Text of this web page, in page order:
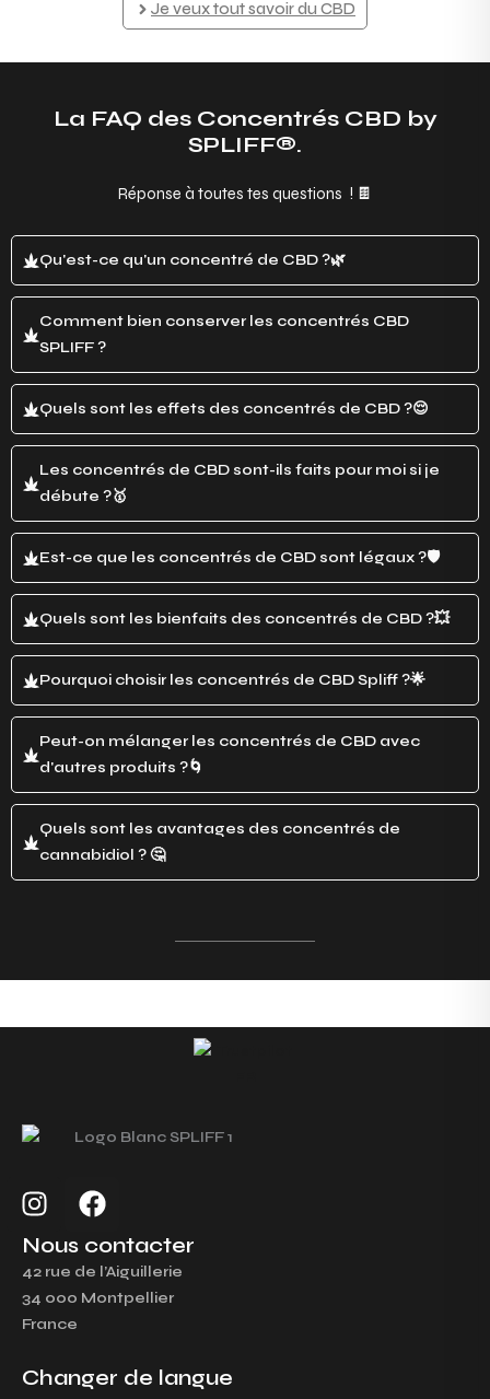
Je veux tout savoir du CBD
La FAQ des Concentrés CBD by
SPLIFF®.
Réponse à toutes tes questions ! 🍫
Qu'est-ce qu'un concentré de CBD ?🌿
Comment bien conserver les concentrés CBD
SPLIFF ?
Quels sont les effets des concentrés de CBD ?😌
Les concentrés de CBD sont-ils faits pour moi si je
débute ?🥇
Est-ce que les concentrés de CBD sont légaux ?🛡️
Quels sont les bienfaits des concentrés de CBD ?💥
Pourquoi choisir les concentrés de CBD Spliff ?🌟
Peut-on mélanger les concentrés de CBD avec
d'autres produits ?🌀
Quels sont les avantages des concentrés de
cannabidiol ? 🤔
I
n
s
t
a
g
a
F
a
c
e
b
k
Nous contacter
42 rue de l’Aiguillerie
34 000 Montpellier
France
Changer de langue